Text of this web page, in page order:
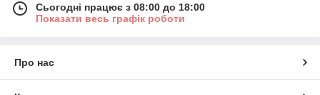
Сьогодні працює з 08:00 до 18:00
Показати весь графік роботи
Про нас